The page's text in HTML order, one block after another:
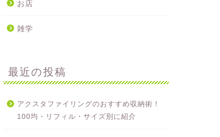
お店
雑学
最近の投稿
アクスタファイリングのおすすめ収納術！
100均・リフィル・サイズ別に紹介